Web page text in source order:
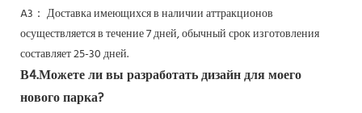
A3： Доставка имеющихся в наличии аттракционов
осуществляется в течение 7 дней, обычный срок изготовления
составляет 25-30 дней.
В4.Можете ли вы разработать дизайн для моего
нового парка?